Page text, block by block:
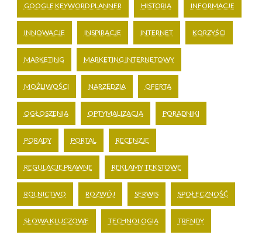
GOOGLE KEYWORD PLANNER HISTORIA INFORMACJE
INNOWACJE INSPIRACJE INTERNET KORZYŚCI
MARKETING MARKETING INTERNETOWY
MOŻLIWOŚCI NARZĘDZIA OFERTA
OGŁOSZENIA OPTYMALIZACJA PORADNIKI
PORADY PORTAL RECENZJE
REGULACJE PRAWNE REKLAMY TEKSTOWE
ROLNICTWO ROZWÓJ SERWIS SPOŁECZNOŚĆ
SŁOWA KLUCZOWE TECHNOLOGIA TRENDY